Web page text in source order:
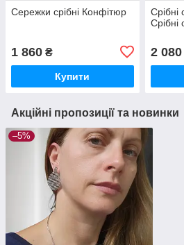
Сережки срібні Конфітюр
1 860 ₴
Купити
Срібні
2 080
Акційні пропозиції та новинки
–5%